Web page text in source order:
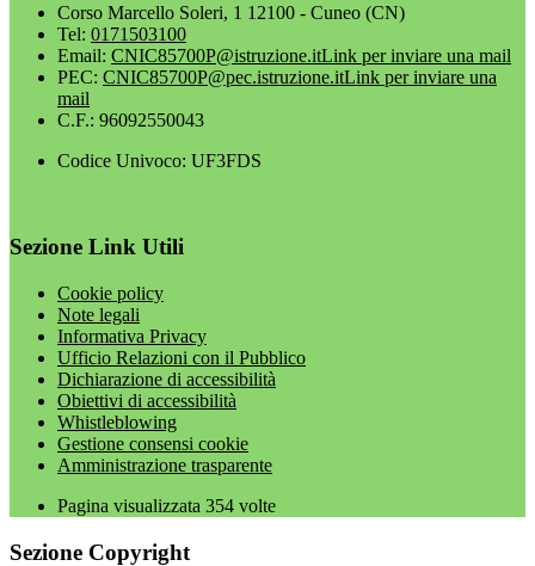
Corso Marcello Soleri, 1 12100 - Cuneo (CN)
Tel: 0171503100
Email: CNIC85700P@istruzione.itLink per inviare una mail
PEC: CNIC85700P@pec.istruzione.itLink per inviare una
mail
C.F.: 96092550043
Codice Univoco: UF3FDS
Sezione Link Utili
Cookie policy
Note legali
Informativa Privacy
Ufficio Relazioni con il Pubblico
Dichiarazione di accessibilità
Obiettivi di accessibilità
Whistleblowing
Gestione consensi cookie
Amministrazione trasparente
Pagina visualizzata 354 volte
Sezione Copyright